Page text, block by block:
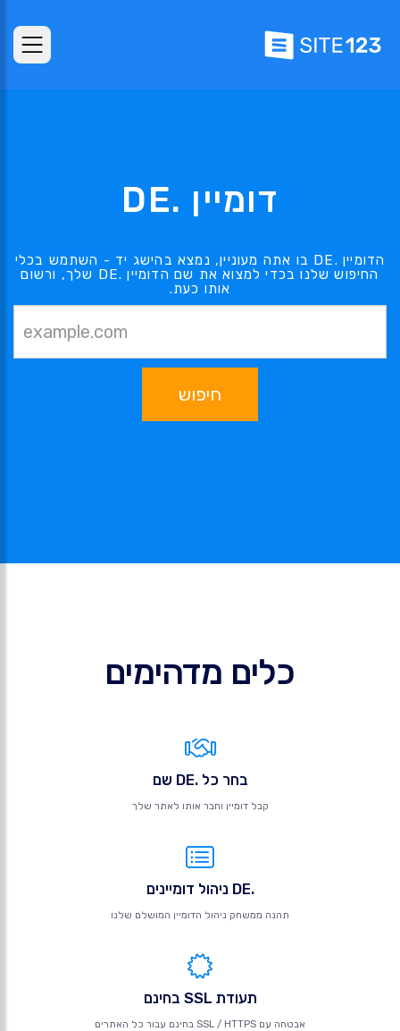
דומיין .DE
הדומיין .DE בו אתה מעוניין, נמצא בהישג יד - השתמש בכלי
החיפוש שלנו בכדי למצוא את שם הדומיין .DE שלך, ורשום
אותו כעת.
חיפוש
כלים מדהימים
בחר כל .DE שם
קבל דומיין וחבר אותו לאתר שלך
.DE ניהול דומיינים
תהנה ממשחק ניהול הדומיין המושלם שלנו
תעודת SSL בחינם
אבטחה עם SSL / HTTPS בחינם עבור כל האתרים